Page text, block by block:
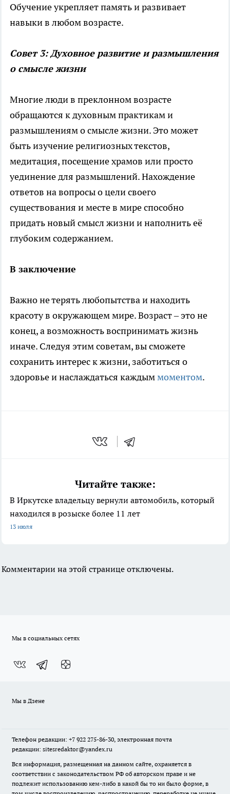
Обучение укрепляет память и развивает
навыки в любом возрасте.
Совет 3: Духовное развитие и размышления
о смысле жизни
Многие люди в преклонном возрасте
обращаются к духовным практикам и
размышлениям о смысле жизни. Это может
быть изучение религиозных текстов,
медитация, посещение храмов или просто
уединение для размышлений. Нахождение
ответов на вопросы о цели своего
существования и месте в мире способно
придать новый смысл жизни и наполнить её
глубоким содержанием.
В заключение
Важно не терять любопытства и находить
красоту в окружающем мире. Возраст – это не
конец, а возможность воспринимать жизнь
иначе. Следуя этим советам, вы сможете
сохранить интерес к жизни, заботиться о
здоровье и наслаждаться каждыммоментом.
Читайте также:
В Иркутске владельцу вернули автомобиль, который
находился в розыске более 11 лет
13 июля
Комментарии на этой странице отключены.
Мы в социальных сетях
Мы в Дзене
Телефон редакции: +7 922 275-86-30, электронная почта
редакции: sitesredaktor@yandex.ru
Вся информация, размещенная на данном сайте, охраняется в
соответствии с законодательством РФ об авторском праве и не
подлежит использованию кем-либо в какой бы то ни было форме, в